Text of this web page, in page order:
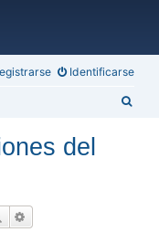
Identificarse
del
Buscar